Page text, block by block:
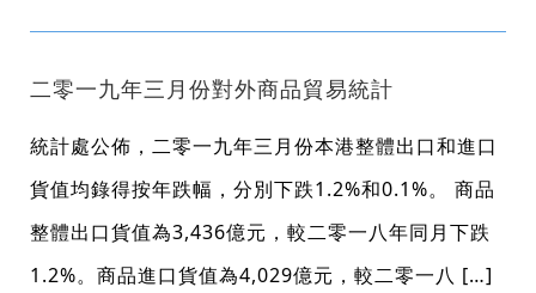
二零一九年三月份對外商品貿易統計
統計處公佈，二零一九年三月份本港整體出口和進口
貨值均錄得按年跌幅，分別下跌1.2%和0.1%。 商品
整體出口貨值為3,436億元，較二零一八年同月下跌
1.2%。商品進口貨值為4,029億元，較二零一八 […]